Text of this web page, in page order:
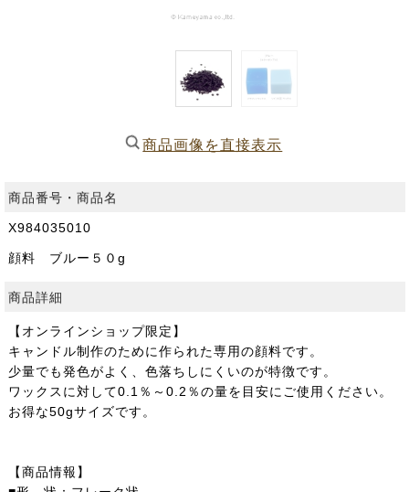
商品画像を直接表示
商品番号・商品名
X984035010
顔料 ブルー５０g
商品詳細
【オンラインショップ限定】
キャンドル制作のために作られた専用の顔料です。
少量でも発色がよく、色落ちしにくいのが特徴です。
ワックスに対して0.1％～0.2％の量を目安にご使用ください。
お得な50gサイズです。
【商品情報】